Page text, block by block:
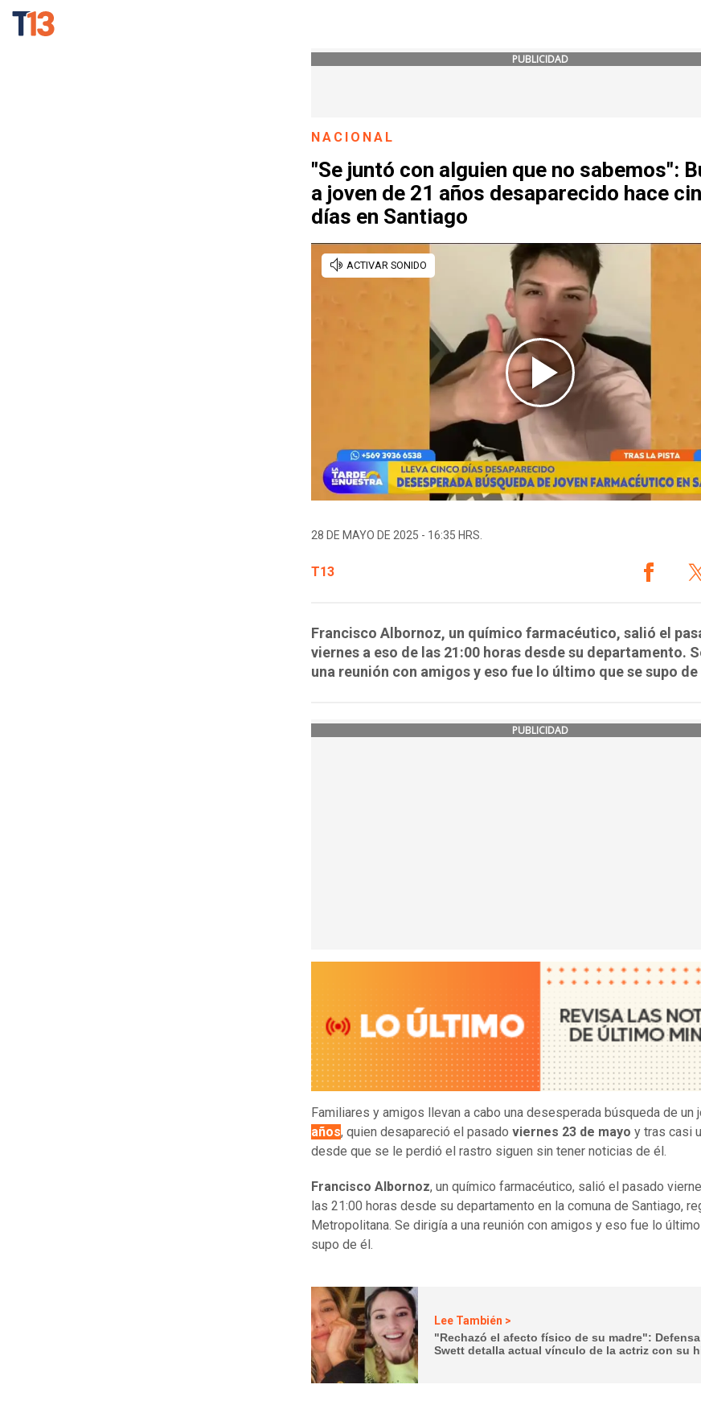
PUBLICIDAD
NACIONAL
"Se juntó con alguien que no sabemos":
a joven de 21 años desaparecido hace
días en Santiago
28 DE MAYO DE 2025 - 16:35 HRS.
T13
Francisco Albornoz, un químico farmacéutico, salió el
viernes a eso de las 21:00 horas desde su departamento.
una reunión con amigos y eso fue lo último que se supo de
PUBLICIDAD
Familiares y amigos llevan a cabo una desesperada búsqueda de un
años, quien desapareció el pasado viernes 23 de mayo y tras casi
desde que se le perdió el rastro siguen sin tener noticias de él.
Francisco Albornoz, un químico farmacéutico, salió el pasado
las 21:00 horas desde su departamento en la comuna de Santiago,
Metropolitana. Se dirigía a una reunión con amigos y eso fue lo
supo de él.
Lee También >
"Rechazó el afecto físico de su madre":
Swett detalla actual vínculo de la actriz con su